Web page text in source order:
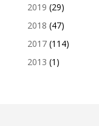
2019 (29)
2018 (47)
2017(114)
2013 (1)